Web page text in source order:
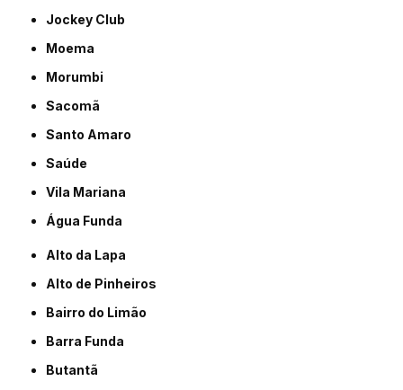
Jockey Club
Moema
Morumbi
Sacomã
Santo Amaro
Saúde
Vila Mariana
Água Funda
Alto da Lapa
Alto de Pinheiros
Bairro do Limão
Barra Funda
Butantã